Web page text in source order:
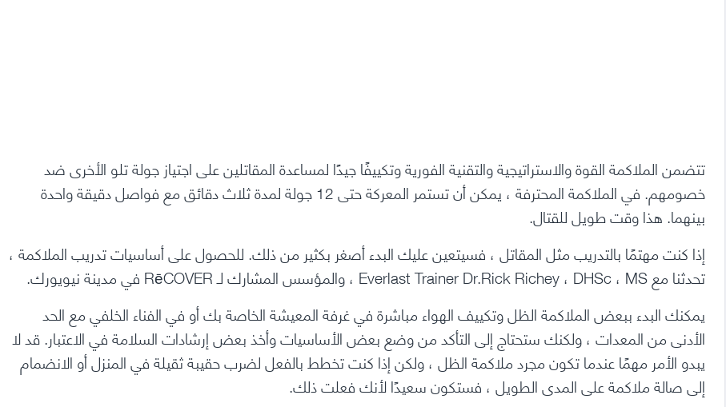
تتضمن الملاكمة القوة والاستراتيجية والتقنية الفورية وتكييفًا جيدًا لمساعدة المقاتلين على اجتياز جولة تلو الأخرى ضد
خصومهم.
في الملاكمة المحترفة ، يمكن أن تستمر المعركة حتى 12 جولة لمدة ثلاث دقائق مع فواصل دقيقة واحدة
بينهما. هذا وقت طويل للقتال.
إذا كنت مهتمًا بالتدريب مثل المقاتل ، فسيتعين عليك البدء أصغر بكثير من ذلك. للحصول على أساسيات تدريب الملاكمة ،
تحدثنا مع Everlast Trainer Dr.Rick Richey ، DHSc ، MS ، والمؤسس المشارك لـ
RēCOVER في مدينة نيويورك.
يمكنك البدء ببعض الملاكمة الظل وتكييف الهواء مباشرة في غرفة المعيشة الخاصة بك أو في الفناء الخلفي مع الحد
الأدنى من المعدات ، ولكنك ستحتاج إلى التأكد من وضع بعض الأساسيات وأخذ بعض إرشادات السلامة في الاعتبار. قد لا
يبدو الأمر مهمًا عندما تكون مجرد ملاكمة الظل ، ولكن إذا كنت تخطط بالفعل لضرب حقيبة ثقيلة في المنزل أو الانضمام
إلى صالة ملاكمة على المدى الطويل ، فستكون سعيدًا لأنك فعلت ذلك.